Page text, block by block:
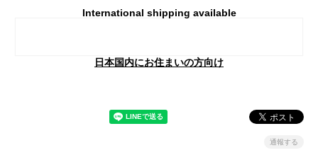
International shipping available
日本国内にお住まいの方向け
通報する